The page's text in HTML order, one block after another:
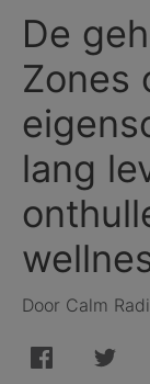
De
Zones
lang
Door Calm